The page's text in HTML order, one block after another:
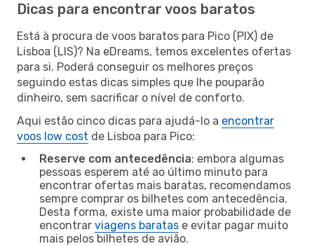
Dicas para encontrar voos baratos
Está à procura de voos baratos para Pico (PIX) de
Lisboa (LIS)? Na eDreams, temos excelentes ofertas
para si. Poderá conseguir os melhores preços
seguindo estas dicas simples que lhe pouparão
dinheiro, sem sacrificar o nível de conforto.
Aqui estão cinco dicas para ajudá-lo a encontrar
voos low cost de Lisboa para Pico:
Reserve com antecedência: embora algumas
pessoas esperem até ao último minuto para
encontrar ofertas mais baratas, recomendamos
sempre comprar os bilhetes com antecedência.
Desta forma, existe uma maior probabilidade de
encontrar viagens baratas e evitar pagar muito
mais pelos bilhetes de avião.